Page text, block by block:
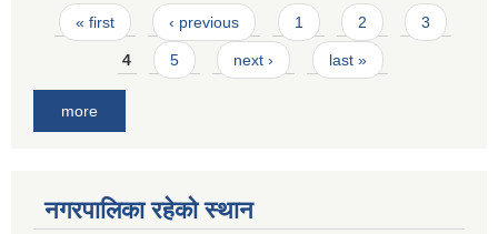
Pages
« first ‹ previous 1 2 3
4 5 next › last »
more
नगरपालिका रहेको स्थान